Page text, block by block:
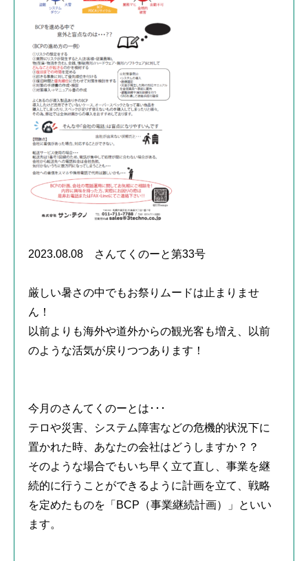
2023.08.08 さんてくのーと第33号
厳しい暑さの中でもお祭りムードは止まりませ
ん！
以前よりも海外や道外からの観光客も増え、以前
のような活気が戻りつつあります！
今月のさんてくのーとは･･･
テロや災害、システム障害などの危機的状況下に
置かれた時、あなたの会社はどうしますか？？
そのような場合でもいち早く立て直し、事業を継
続的に行うことができるように計画を立て、戦略
を定めたものを「BCP（事業継続計画）」といい
ます。